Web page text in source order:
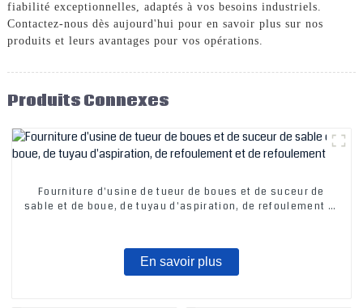
fiabilité exceptionnelles, adaptés à vos besoins industriels.
Contactez-nous dès aujourd'hui pour en savoir plus sur nos
produits et leurs avantages pour vos opérations.
Produits Connexes
Fourniture d'usine de tueur de boues et de suceur de
sable et de boue, de tuyau d'aspiration, de refoulement et
En savoir plus